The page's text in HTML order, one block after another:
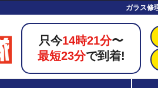
ガラス修
只今14時21分〜
最短23分で到着!